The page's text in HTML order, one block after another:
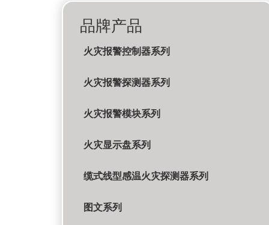
品牌产品
火灾报警控制器系列
火灾报警探测器系列
火灾报警模块系列
火灾显示盘系列
缆式线型感温火灾探测器系列
图文系列